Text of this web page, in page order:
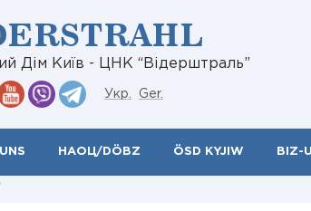
Дім Київ - ЦНК “Відерштраль”
Укр. Ger.
НАОЦ/DÖBZ ÖSD KYJIW BIZ-